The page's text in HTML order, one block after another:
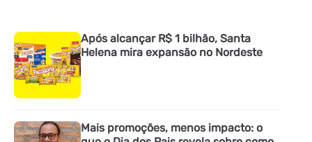
Após alcançar R$ 1 bilhão, Santa
Helena mira expansão no Nordeste
Mais promoções, menos impacto: o